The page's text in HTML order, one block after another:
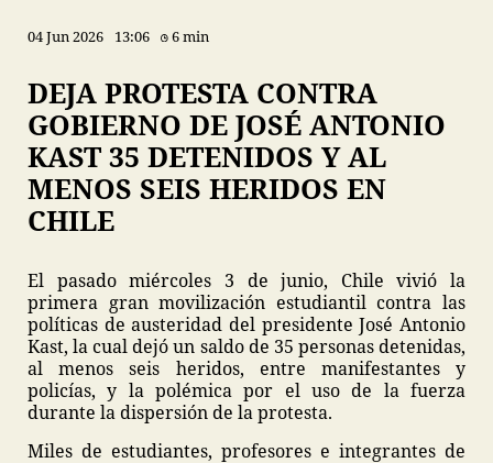
04 Jun 2026 13:06 6 min
DEJA PROTESTA CONTRA
GOBIERNO DE JOSÉ ANTONIO
KAST 35 DETENIDOS Y AL
MENOS SEIS HERIDOS EN
CHILE
El pasado miércoles 3 de junio, Chile vivió la
primera gran movilización estudiantil contra las
políticas de austeridad del presidente José Antonio
Kast, la cual dejó un saldo de 35 personas detenidas,
al menos seis heridos, entre manifestantes y
policías, y la polémica por el uso de la fuerza
durante la dispersión de la protesta.
Miles de estudiantes, profesores e integrantes de